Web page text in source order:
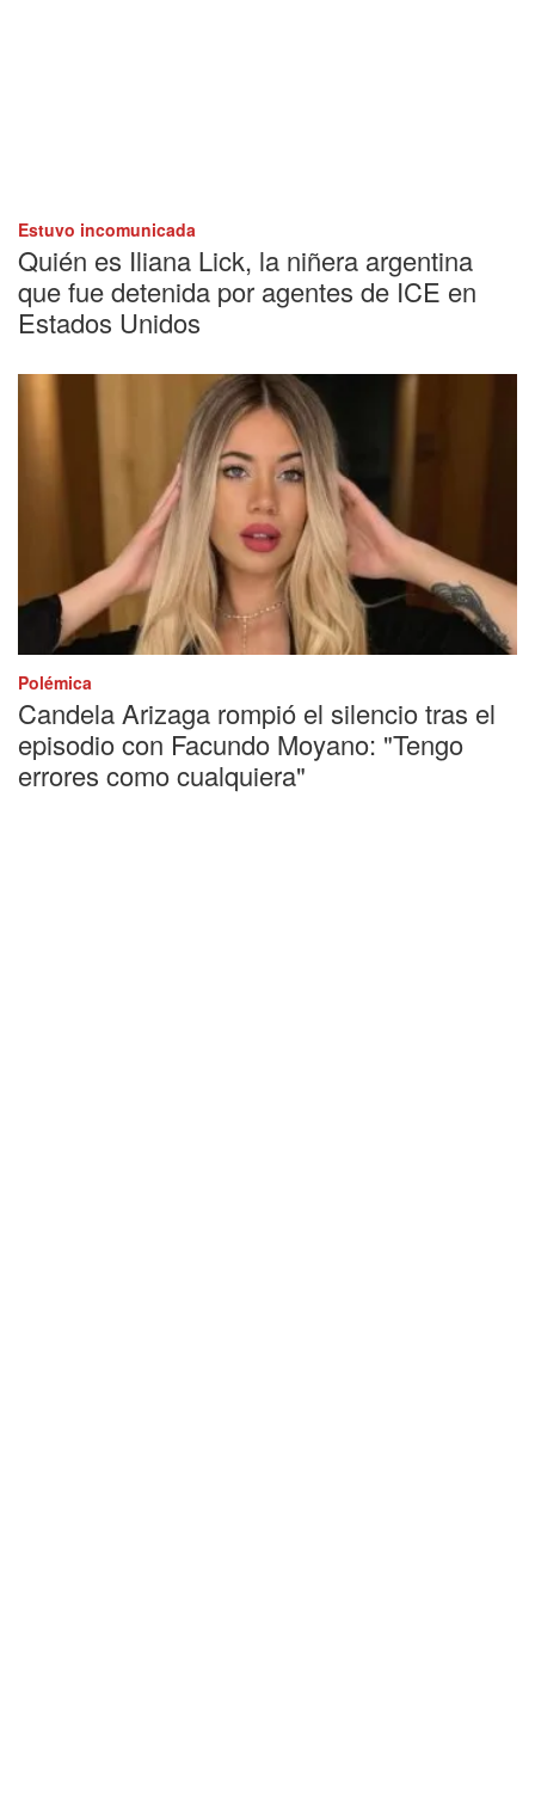
Estuvo incomunicada
Quién es Iliana Lick, la niñera argentina
que fue detenida por agentes de ICE en
Estados Unidos
Polémica
Candela Arizaga rompió el silencio tras el
episodio con Facundo Moyano: "Tengo
errores como cualquiera"